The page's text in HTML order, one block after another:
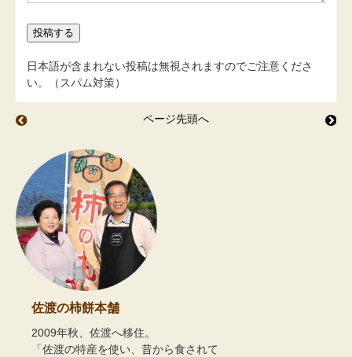
日本語が含まれない投稿は無視されますのでご注意くださ
い。（スパム対策）
ページ先頭へ
佐渡の柿餅本舗
2009年秋、佐渡へ移住。
「佐渡の特産を使い、昔から食されて